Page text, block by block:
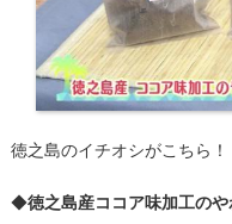
徳之島のイチオシがこちら！
◆徳之島産ココア味加工の